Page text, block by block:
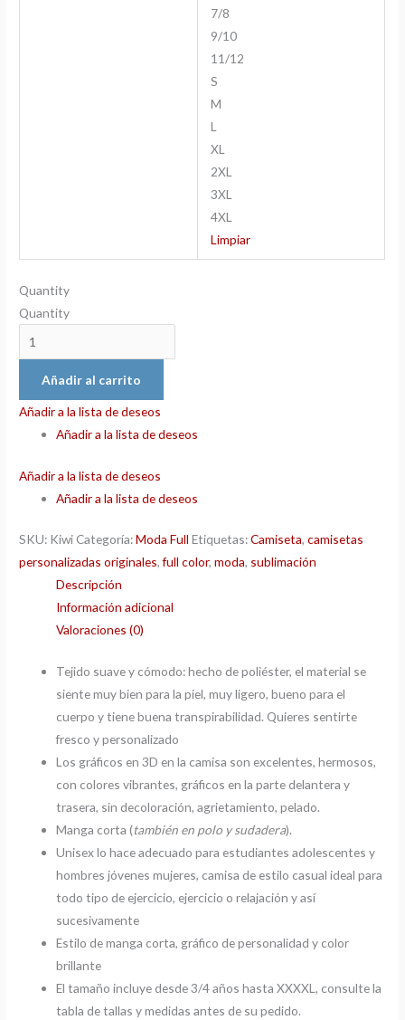
7/8
9/10
11/12
S
M
L
XL
2XL
3XL
4XL
Limpiar
Quantity
Quantity
Añadir al carrito
Añadir a la lista de deseos
Añadir a la lista de deseos
Añadir a la lista de deseos
Añadir a la lista de deseos
SKU: Kiwi Categoría:Moda Full Etiquetas:Camiseta,camisetas
personalizadas originales,full color,moda, sublimación
Descripción
Información adicional
Valoraciones (0)
Tejido suave y cómodo: hecho de poliéster, el material se
siente muy bien para la piel, muy ligero, bueno para el
cuerpo y tiene buena transpirabilidad. Quieres sentirte
fresco y personalizado
Los gráficos en 3D en la camisa son excelentes, hermosos,
con colores vibrantes, gráficos en la parte delantera y
trasera, sin decoloración, agrietamiento, pelado.
Manga corta (también en polo y sudadera).
Unisex lo hace adecuado para estudiantes adolescentes y
hombres jóvenes mujeres, camisa de estilo casual ideal para
todo tipo de ejercicio, ejercicio o relajación y así
sucesivamente
Estilo de manga corta, gráfico de personalidad y color
brillante
El tamaño incluye desde 3/4 años hasta XXXXL, consulte la
tabla de tallas y medidas antes de su pedido.